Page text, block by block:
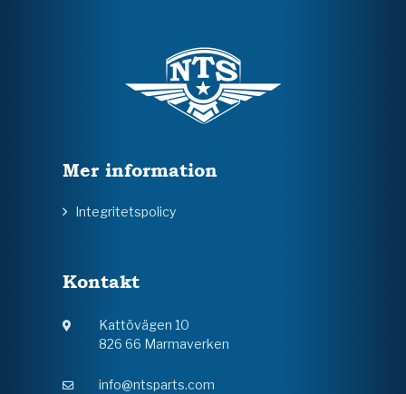
Mer information
Integritetspolicy
Kontakt
Kattövägen 10
826 66 Marmaverken
info@ntsparts.com